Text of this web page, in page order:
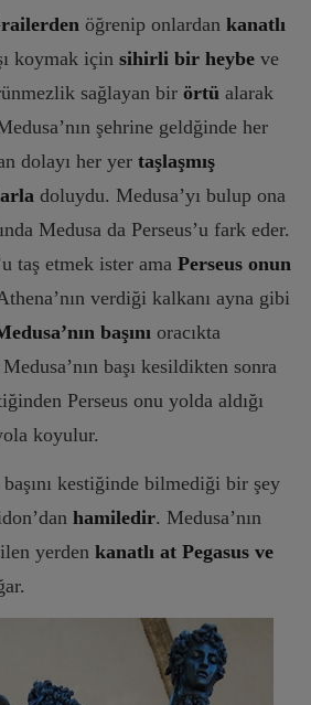
öğrenip onlardan kanatlı
koymak için sihirli bir heybe ve
sağlayan bir örtü alarak
şehrine geldğinde her
dolayı her yer taşlaşmış
doluydu. Medusa’yı bulup ona
Medusa da Perseus’u fark eder.
taş etmek ister ama Perseus onun
verdiği kalkanı ayna gibi
başını oracıkta
başı kesildikten sonra
Perseus onu yolda aldığı
koyulur.
başını kestiğinde bilmediği bir şey
hamiledir. Medusa’nın
yerden kanatlı at Pegasus ve